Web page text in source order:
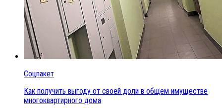
Соцпакет
Как получить выгоду от своей доли в общем имуществе
многоквартирного дома